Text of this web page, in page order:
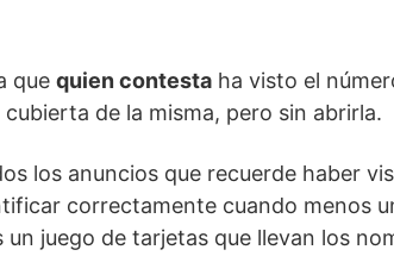
que quien contesta ha visto el
de la misma, pero sin abrirla.
los anuncios que recuerde haber
correctamente cuando menos
juego de tarjetas que llevan los